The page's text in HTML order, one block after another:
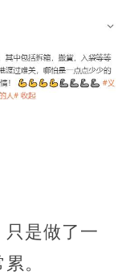
是做了一
。